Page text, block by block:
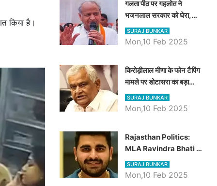
किया है।
गलता पीठ पर गहलोत ने
भजनलाल सरकार को घेरा,
Video में देखें अब तक बड़ी
खबरें
SURAJ BUNKAR
Mon,10 Feb 2025
किरोड़ीलाल मीणा के फोन टैपिंग
मामले पर डोटासरा का बड़ा
आरोप, वीडियो में देखें AZ बड़ी
खबरें
SURAJ BUNKAR
Mon,10 Feb 2025
Rajasthan Politics:
MLA Ravindra Bhati ने
प्रदेश की शिक्षा व्यवस्था पर
उठाए सवाल, Madan
SURAJ BUNKAR
Mon,10 Feb 2025